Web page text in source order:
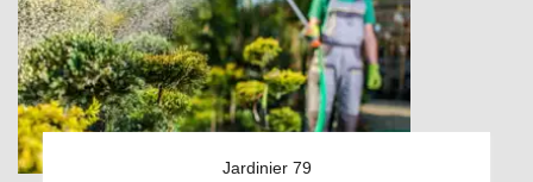
Jardinier 79